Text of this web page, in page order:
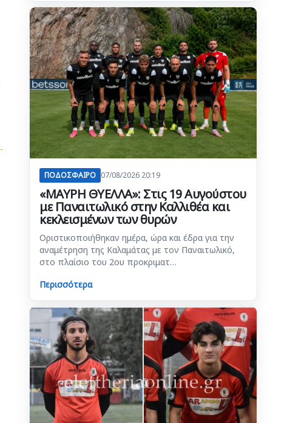
ΠΟΔΟΣΦΑΙΡΟ 07/08/2026 20:19
«ΜΑΥΡΗ ΘΥΕΛΛΑ»: Στις 19 Αυγούστου
με Παναιτωλικό στην Καλλιθέα και
κεκλεισμένων των θυρών
Οριστικοποιήθηκαν ημέρα, ώρα και έδρα για την
αναμέτρηση της Καλαμάτας με τον Παναιτωλικό,
στο πλαίσιο του 2ου προκριματ…
Περισσότερα